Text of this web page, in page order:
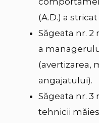
(A.D.) a
Săgeata nr. 2
a
(avertizarea,
angajatului).
Săgeata nr. 3
tehnicii